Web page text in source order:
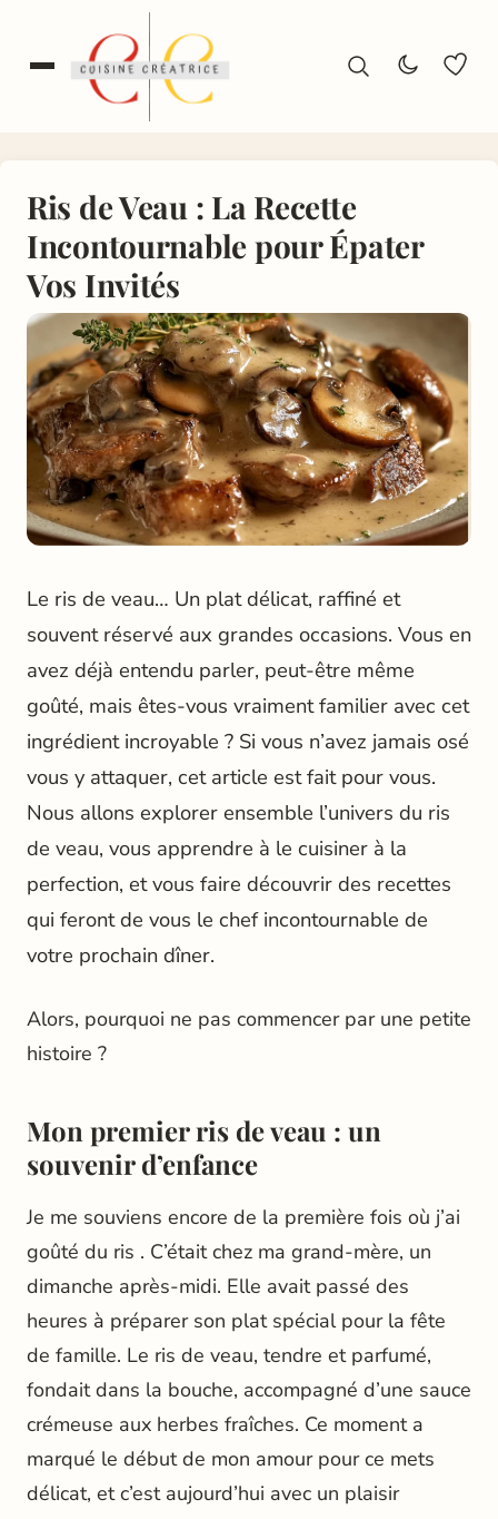
Ris de Veau : La Recette
Incontournable pour Épater
Vos Invités
Le ris de veau… Un plat délicat, raffiné et
souvent réservé aux grandes occasions. Vous en
avez déjà entendu parler, peut-être même
goûté, mais êtes-vous vraiment familier avec cet
ingrédient incroyable ? Si vous n’avez jamais osé
vous y attaquer, cet article est fait pour vous.
Nous allons explorer ensemble l’univers du ris
de veau, vous apprendre à le cuisiner à la
perfection, et vous faire découvrir des recettes
qui feront de vous le chef incontournable de
votre prochain dîner.
Alors, pourquoi ne pas commencer par une petite
histoire ?
Mon premier ris de veau : un
souvenir d’enfance
Je me souviens encore de la première fois où j’ai
goûté du ris . C’était chez ma grand-mère, un
dimanche après-midi. Elle avait passé des
heures à préparer son plat spécial pour la fête
de famille. Le ris de veau, tendre et parfumé,
fondait dans la bouche, accompagné d’une sauce
crémeuse aux herbes fraîches. Ce moment a
marqué le début de mon amour pour ce mets
délicat, et c’est aujourd’hui avec un plaisir